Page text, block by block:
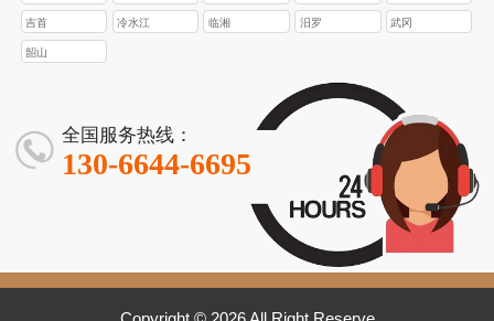
吉首 冷水江 临湘 汨罗 武冈
韶山
全国服务热线：
130-6644-6695